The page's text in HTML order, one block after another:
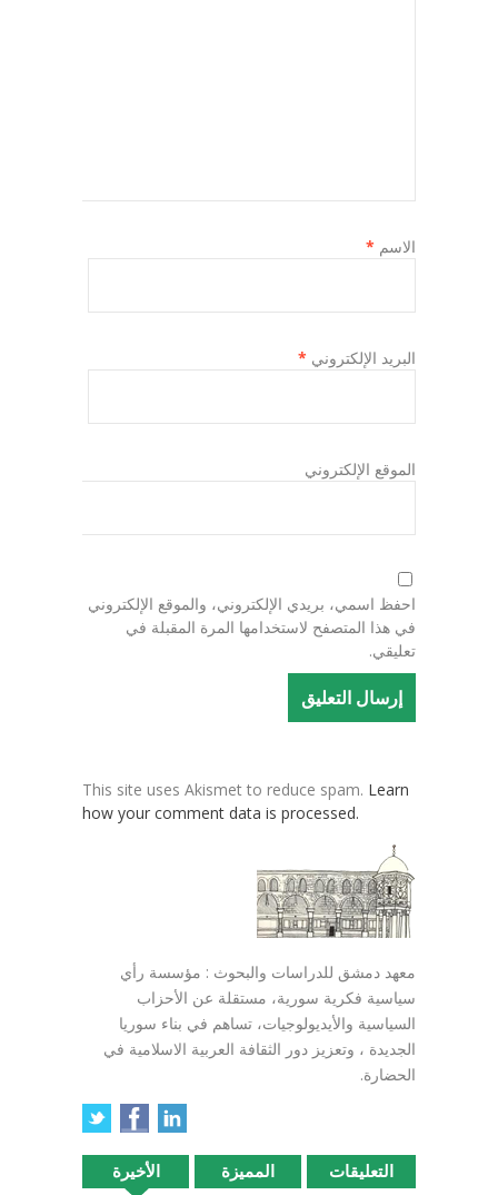
الاسم *
البريد الإلكتروني *
الموقع الإلكتروني
احفظ اسمي، بريدي الإلكتروني، والموقع الإلكتروني
في هذا المتصفح لاستخدامها المرة المقبلة في
تعليقي.
This site uses Akismet to reduce spam. Learn
how your comment data is processed.
معهد دمشق للدراسات والبحوث : مؤسسة رأي
سياسية فكرية سورية، مستقلة عن الأحزاب
السياسية والأيديولوجيات، تساهم في بناء سوريا
الجديدة ، وتعزيز دور الثقافة العربية الاسلامية في
الحضارة.
الأخيرة المميزة التعليقات